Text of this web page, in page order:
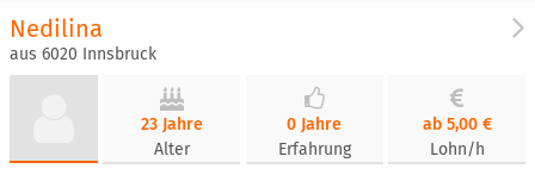
Nedilina
aus 6020 Innsbruck
23 Jahre
Alter
0 Jahre
Erfahrung
ab 5,00 €
Lohn/h